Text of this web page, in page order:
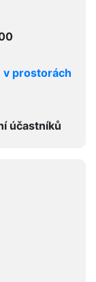
v prostorách
účastníků